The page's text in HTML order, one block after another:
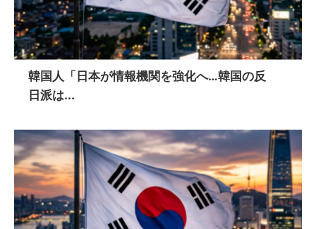
韓国人「日本が情報機関を強化へ…韓国の反
日派は...